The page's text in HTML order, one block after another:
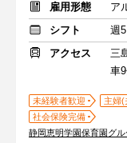
雇用形態
ア
シフト
週
アクセス
三
車
未経験者歓迎 主婦(
社会保険完備
静岡恵明学園保育園グ